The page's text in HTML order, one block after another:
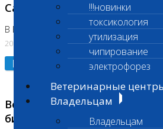
!!!новинки
токсикология
утилизация
чипирование
электрофорез
Ветеринарные
Владельцам
Владельцам
Санитарный день
В Бутово 21.07.2026
20.07.2026
Подробнее
Возобновлено выполнение
биохимических